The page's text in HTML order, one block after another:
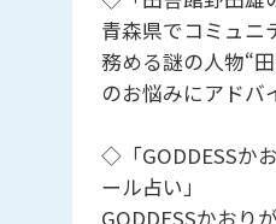
青森県でコミュニ
務める謎の人物“
のお悩みにアドバ
◇「GODDESSか
ール占い」